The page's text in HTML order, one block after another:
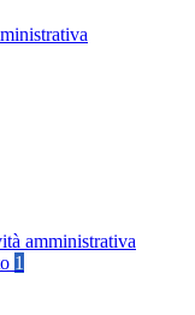
amministrativa
1